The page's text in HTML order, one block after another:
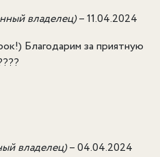
владелец)–11.04.2024
Благодарим за приятную
владелец)–04.04.2024